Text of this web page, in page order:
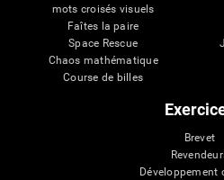
mots croisés visuels
Faîtes la paire
Space Rescue
Chaos mathématique
Course de billes
Brevet
Développement